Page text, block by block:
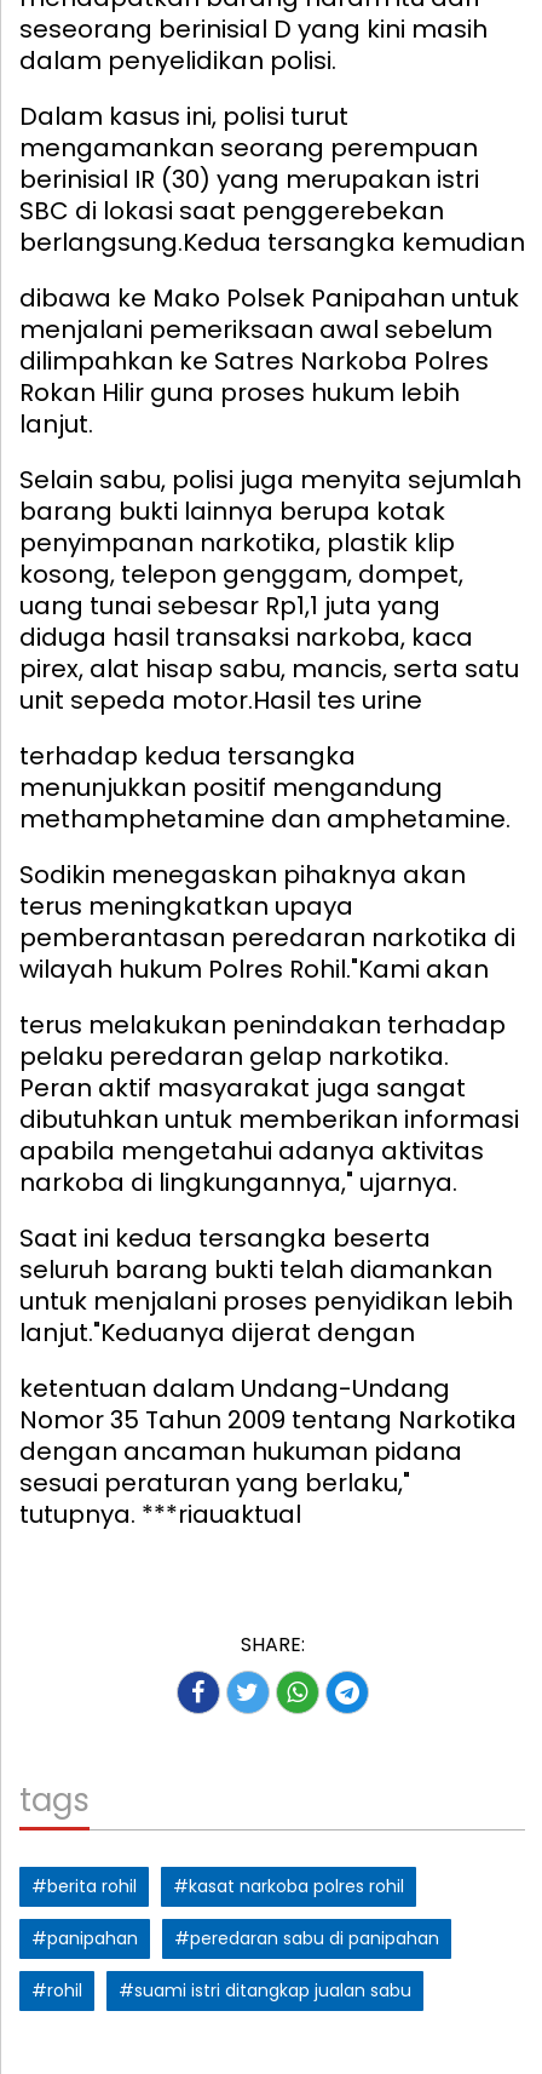
seseorang berinisial D yang kini masih
dalam penyelidikan polisi.
Dalam kasus ini, polisi turut
mengamankan seorang perempuan
berinisial IR (30) yang merupakan istri
SBC di lokasi saat penggerebekan
berlangsung.Kedua tersangka kemudian
dibawa ke Mako Polsek Panipahan untuk
menjalani pemeriksaan awal sebelum
dilimpahkan ke Satres Narkoba Polres
Rokan Hilir guna proses hukum lebih
lanjut.
Selain sabu, polisi juga menyita sejumlah
barang bukti lainnya berupa kotak
penyimpanan narkotika, plastik klip
kosong, telepon genggam, dompet,
uang tunai sebesar Rp1,1 juta yang
diduga hasil transaksi narkoba, kaca
pirex, alat hisap sabu, mancis, serta satu
unit sepeda motor.Hasil tes urine
terhadap kedua tersangka
menunjukkan positif mengandung
methamphetamine dan amphetamine.
Sodikin menegaskan pihaknya akan
terus meningkatkan upaya
pemberantasan peredaran narkotika di
wilayah hukum Polres Rohil."Kami akan
terus melakukan penindakan terhadap
pelaku peredaran gelap narkotika.
Peran aktif masyarakat juga sangat
dibutuhkan untuk memberikan informasi
apabila mengetahui adanya aktivitas
narkoba di lingkungannya," ujarnya.
Saat ini kedua tersangka beserta
seluruh barang bukti telah diamankan
untuk menjalani proses penyidikan lebih
lanjut."Keduanya dijerat dengan
ketentuan dalam Undang-Undang
Nomor 35 Tahun 2009 tentang Narkotika
dengan ancaman hukuman pidana
sesuai peraturan yang berlaku,"
tutupnya. ***riauaktual
SHARE:
tags
#berita rohil #kasat narkoba polres rohil
#panipahan #peredaran sabu di panipahan
#rohil #suami istri ditangkap jualan sabu